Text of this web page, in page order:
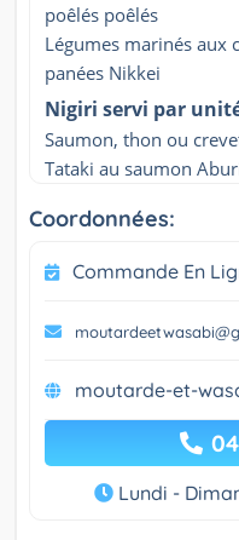
poêlés poêlés
Légumes marinés aux
panées Nikkei
Nigiri servi par
Saumon, thon ou
Tataki au saumon
Coordonnées:
Commande En
moutarde-et-
Lundi -